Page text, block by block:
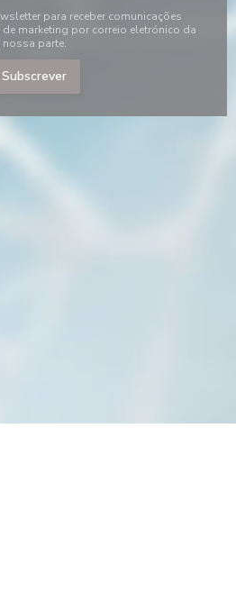
para receber comunicações
marketing por correio eletrónico da
nossa parte.
Subscrever